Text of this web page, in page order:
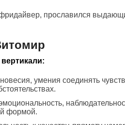
прославился
умения соединять
формой.